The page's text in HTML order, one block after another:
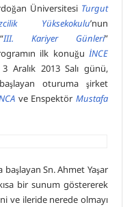
Üniversitesi Turgut
Yüksekokulu’nun
III. Kariyer Günleri”
ilk konuğu İNCE
Aralık 2013 Salı günü,
oturuma şirket
ve Enspektör Mustafa
Sn. Ahmet Yaşar
bir sunum göstererek
ve ileride nerede olmayı